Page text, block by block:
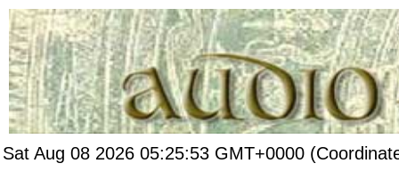
Sat Aug 08 2026 05:25:53 GMT+0000